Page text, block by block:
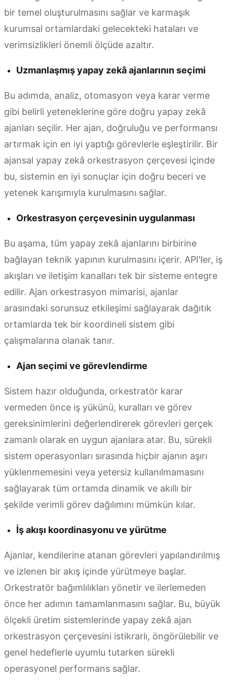
bir temel oluşturulmasını sağlar ve karmaşık
kurumsal ortamlardaki gelecekteki hataları ve
verimsizlikleri önemli ölçüde azaltır.
Uzmanlaşmış yapay zekâ ajanlarının seçimi
Bu adımda, analiz, otomasyon veya karar verme
gibi belirli yeteneklerine göre doğru yapay zekâ
ajanları seçilir. Her ajan, doğruluğu ve performansı
artırmak için en iyi yaptığı görevlerle eşleştirilir. Bir
ajansal yapay zekâ orkestrasyon çerçevesi içinde
bu, sistemin en iyi sonuçlar için doğru beceri ve
yetenek karışımıyla kurulmasını sağlar.
Orkestrasyon çerçevesinin uygulanması
Bu aşama, tüm yapay zekâ ajanlarını birbirine
bağlayan teknik yapının kurulmasını içerir. API'ler, iş
akışları ve iletişim kanalları tek bir sisteme entegre
edilir. Ajan orkestrasyon mimarisi, ajanlar
arasındaki sorunsuz etkileşimi sağlayarak dağıtık
ortamlarda tek bir koordineli sistem gibi
çalışmalarına olanak tanır.
Ajan seçimi ve görevlendirme
Sistem hazır olduğunda, orkestratör karar
vermeden önce iş yükünü, kuralları ve görev
gereksinimlerini değerlendirerek görevleri gerçek
zamanlı olarak en uygun ajanlara atar. Bu, sürekli
sistem operasyonları sırasında hiçbir ajanın aşırı
yüklenmemesini veya yetersiz kullanılmamasını
sağlayarak tüm ortamda dinamik ve akıllı bir
şekilde verimli görev dağılımını mümkün kılar.
İş akışı koordinasyonu ve yürütme
Ajanlar, kendilerine atanan görevleri yapılandırılmış
ve izlenen bir akış içinde yürütmeye başlar.
Orkestratör bağımlılıkları yönetir ve ilerlemeden
önce her adımın tamamlanmasını sağlar. Bu, büyük
ölçekli üretim sistemlerinde yapay zekâ ajan
orkestrasyon çerçevesini istikrarlı, öngörülebilir ve
genel hedeflerle uyumlu tutarken sürekli
operasyonel performans sağlar.